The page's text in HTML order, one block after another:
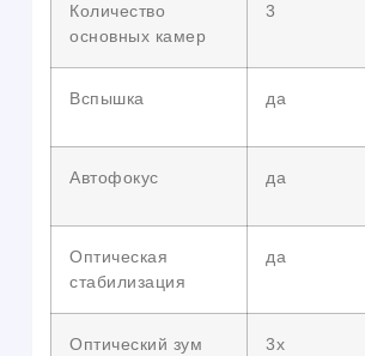
Количество
основных камер
3
Вспышка да
Автофокус да
Оптическая
стабилизация
да
Оптический зум 3х